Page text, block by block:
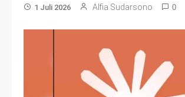
1 Juli 2026 Alfia Sudarsono 0